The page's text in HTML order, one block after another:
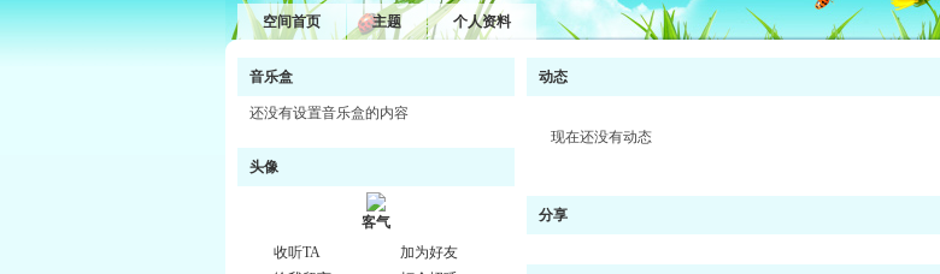
空间首页 主题 个人资料
音乐盒
还没有设置音乐盒的内容
头像
客气
收听TA
加为好友
动态
现在还没有动态
分享